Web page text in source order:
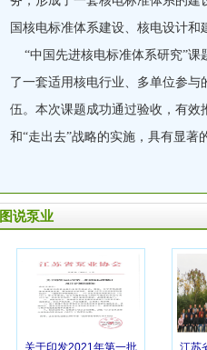
国核电标准体系建设、核电设计和
“中国先进核电标准体系研究”课
了一套适用核电行业、多单位参
伍。本次课题成功通过验收，有效
和“走出去”战略的实施，具有显著
图说泵业
关于印发2021年第一批 江苏